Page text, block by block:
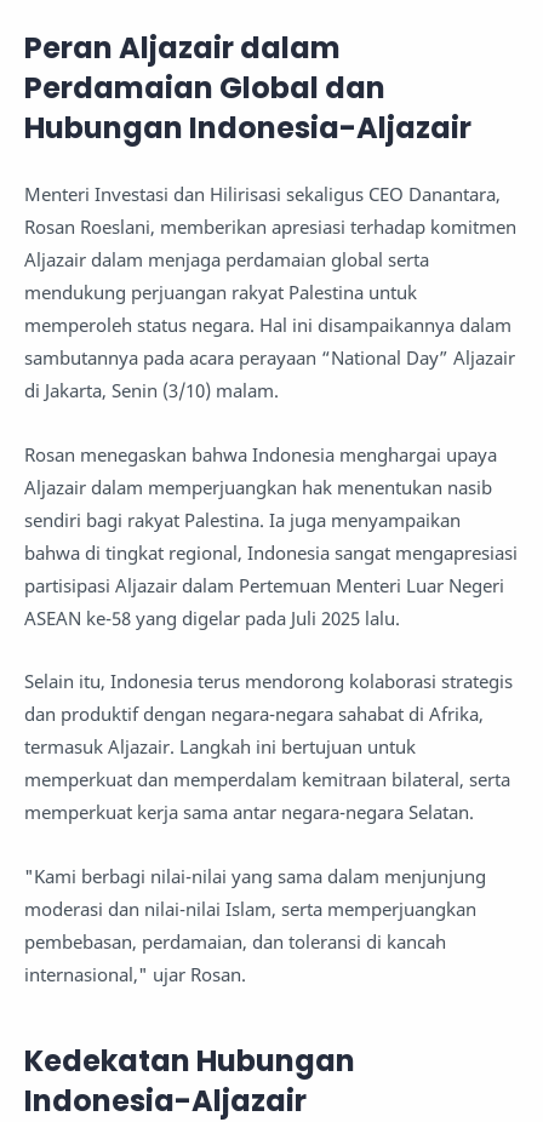
Peran Aljazair dalam
Perdamaian Global dan
Hubungan Indonesia-Aljazair
Menteri Investasi dan Hilirisasi sekaligus CEO Danantara,
Rosan Roeslani, memberikan apresiasi terhadap komitmen
Aljazair dalam menjaga perdamaian global serta
mendukung perjuangan rakyat Palestina untuk
memperoleh status negara. Hal ini disampaikannya dalam
sambutannya pada acara perayaan “National Day” Aljazair
di Jakarta, Senin (3/10) malam.
Rosan menegaskan bahwa Indonesia menghargai upaya
Aljazair dalam memperjuangkan hak menentukan nasib
sendiri bagi rakyat Palestina. Ia juga menyampaikan
bahwa di tingkat regional, Indonesia sangat mengapresiasi
partisipasi Aljazair dalam Pertemuan Menteri Luar Negeri
ASEAN ke-58 yang digelar pada Juli 2025 lalu.
Selain itu, Indonesia terus mendorong kolaborasi strategis
dan produktif dengan negara-negara sahabat di Afrika,
termasuk Aljazair. Langkah ini bertujuan untuk
memperkuat dan memperdalam kemitraan bilateral, serta
memperkuat kerja sama antar negara-negara Selatan.
"Kami berbagi nilai-nilai yang sama dalam menjunjung
moderasi dan nilai-nilai Islam, serta memperjuangkan
pembebasan, perdamaian, dan toleransi di kancah
internasional," ujar Rosan.
Kedekatan Hubungan
Indonesia-Aljazair